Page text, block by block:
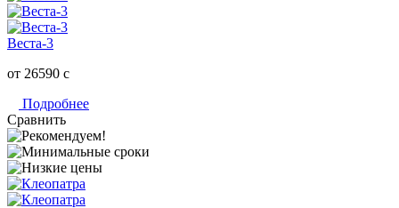
Веста-3
от 26590 c
Подробнее
Сравнить